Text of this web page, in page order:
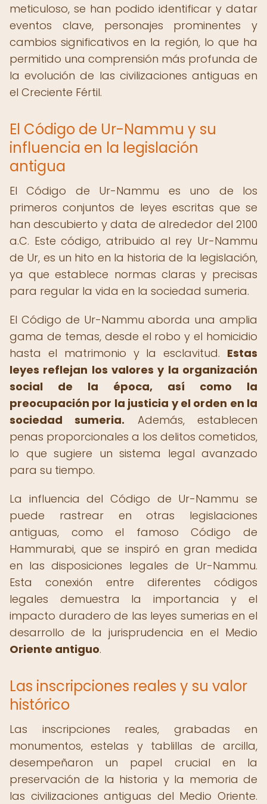
meticuloso, se han podido identificar y datar
eventos clave, personajes prominentes y
cambios significativos en la región, lo que ha
permitido una comprensión más profunda de
la evolución de las civilizaciones antiguas en
el Creciente Fértil.
El Código de Ur-Nammu y su
influencia en la legislación
antigua
El Código de Ur-Nammu es uno de los
primeros conjuntos de leyes escritas que se
han descubierto y data de alrededor del 2100
a.C. Este código, atribuido al rey Ur-Nammu
de Ur, es un hito en la historia de la legislación,
ya que establece normas claras y precisas
para regular la vida en la sociedad sumeria.
El Código de Ur-Nammu aborda una amplia
gama de temas, desde el robo y el homicidio
hasta el matrimonio y la esclavitud. Estas
leyes reflejan los valores y la organización
social de la época, así como la
preocupación por la justicia y el orden en la
sociedad sumeria. Además, establecen
penas proporcionales a los delitos cometidos,
lo que sugiere un sistema legal avanzado
para su tiempo.
La influencia del Código de Ur-Nammu se
puede rastrear en otras legislaciones
antiguas, como el famoso Código de
Hammurabi, que se inspiró en gran medida
en las disposiciones legales de Ur-Nammu.
Esta conexión entre diferentes códigos
legales demuestra la importancia y el
impacto duradero de las leyes sumerias en el
desarrollo de la jurisprudencia en el Medio
Oriente antiguo.
Las inscripciones reales y su valor
histórico
Las inscripciones reales, grabadas en
monumentos, estelas y tablillas de arcilla,
desempeñaron un papel crucial en la
preservación de la historia y la memoria de
las civilizaciones antiguas del Medio Oriente.